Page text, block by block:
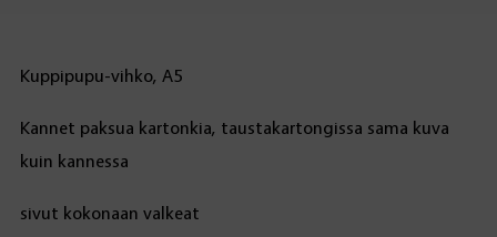
Kuppipupu-vihko, A5
Kannet paksua kartonkia, taustakartongissa sama kuva
kuin kannessa
sivut kokonaan valkeat